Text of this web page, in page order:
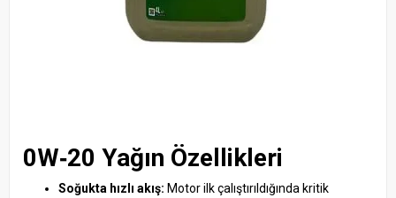
0W‑20 Yağın Özellikleri
Soğukta hızlı akış: Motor ilk çalıştırıldığında kritik